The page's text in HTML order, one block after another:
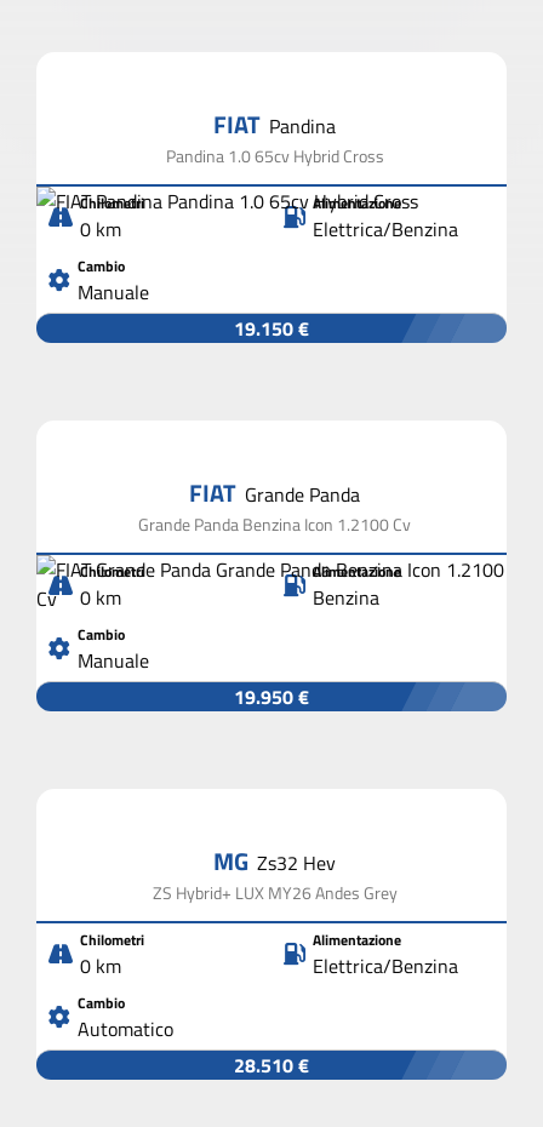
FIAT Pandina
Pandina 1.0 65cv Hybrid Cross
Chilometri
0 km
Alimentazione
Elettrica/Benzina
Cambio
Manuale
19.150 €
FIAT Grande Panda
Grande Panda Benzina Icon 1.2100 Cv
Chilometri
0 km
Alimentazione
Benzina
Cambio
Manuale
19.950 €
MG Zs32 Hev
ZS Hybrid+ LUX MY26 Andes Grey
Chilometri
0 km
Alimentazione
Elettrica/Benzina
Cambio
Automatico
28.510 €